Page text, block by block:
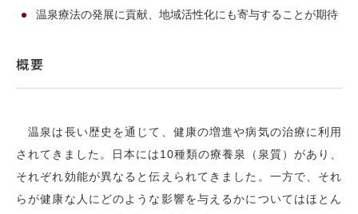
温泉療法の発展に貢献、地域活性化にも寄与することが期待
概要
温泉は長い歴史を通じて、健康の増進や病気の治療に利用
されてきました。日本には10種類の療養泉（泉質）があり、
それぞれ効能が異なると伝えられてきました。一方で、それ
らが健康な人にどのような影響を与えるかについてはほとん